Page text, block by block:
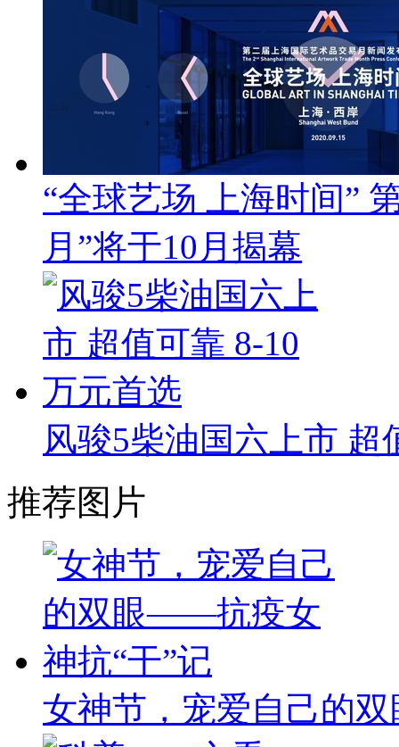
“全球艺场 上海时间”
月”将于10月揭幕
风骏5柴油国六上市 超
推荐图片
女神节，宠爱自己的